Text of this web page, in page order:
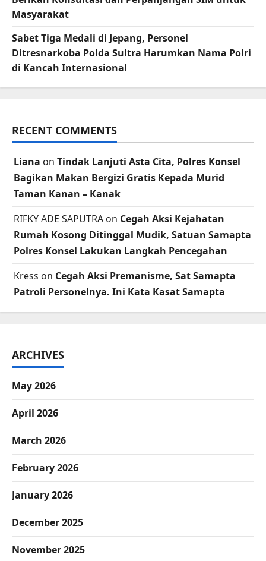
Masyarakat
Sabet Tiga Medali di Jepang, Personel
Ditresnarkoba Polda Sultra Harumkan Nama Polri
di Kancah Internasional
RECENT COMMENTS
Liana on Tindak Lanjuti Asta Cita, Polres Konsel
Bagikan Makan Bergizi Gratis Kepada Murid
Taman Kanan – Kanak
RIFKY ADE SAPUTRA on Cegah Aksi Kejahatan
Rumah Kosong Ditinggal Mudik, Satuan Samapta
Polres Konsel Lakukan Langkah Pencegahan
Kress on Cegah Aksi Premanisme, Sat Samapta
Patroli Personelnya. Ini Kata Kasat Samapta
ARCHIVES
May 2026
April 2026
March 2026
February 2026
January 2026
December 2025
November 2025